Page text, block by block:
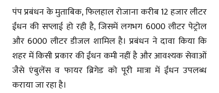
पंप प्रबंधन के मुताबिक, फिलहाल रोजाना करीब 12 हजार लीटर
ईंधन की सप्लाई हो रही है, जिसमें लगभग 6000 लीटर पेट्रोल
और 6000 लीटर डीजल शामिल है। प्रबंधन ने दावा किया कि
शहर में किसी प्रकार की ईंधन कमी नहीं है और आवश्यक सेवाओं
जैसे एंबुलेंस व फायर ब्रिगेड को पूरी मात्रा में ईंधन उपलब्ध
कराया जा रहा है।